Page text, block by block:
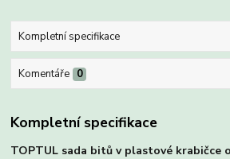
Kompletní specifikace
Komentáře 0
Kompletní specifikace
TOPTUL sada bitů v plastové krabičce